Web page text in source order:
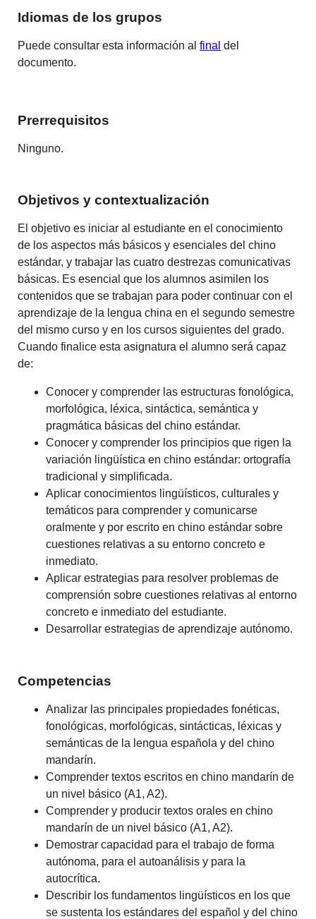
Idiomas de los grupos
Puede consultar esta información alfinal del
documento.
Prerrequisitos
Ninguno.
Objetivos y contextualización
El objetivo es iniciar al estudiante en el conocimiento
de los aspectos más básicos y esenciales del chino
estándar, y trabajar las cuatro destrezas comunicativas
básicas. Es esencial que los alumnos asimilen los
contenidos que se trabajan para poder continuar con el
aprendizaje de la lengua china en el segundo semestre
del mismo curso y en los cursos siguientes del grado.
Cuando finalice esta asignatura el alumno será capaz
de:
Conocer y comprender las estructuras fonológica,
morfológica, léxica, sintáctica, semántica y
pragmática básicas del chino estándar.
Conocer y comprender los principios que rigen la
variación lingüística en chino estándar: ortografía
tradicional y simplificada.
Aplicar conocimientos lingüísticos, culturales y
temáticos para comprender y comunicarse
oralmente y por escrito en chino estándar sobre
cuestiones relativas a su entorno concreto e
inmediato.
Aplicar estrategias para resolver problemas de
comprensión sobre cuestiones relativas al entorno
concreto e inmediato del estudiante.
Desarrollar estrategias de aprendizaje autónomo.
Competencias
Analizar las principales propiedades fonéticas,
fonológicas, morfológicas, sintácticas, léxicas y
semánticas de la lengua española y del chino
mandarín.
Comprender textos escritos en chino mandarín de
un nivel básico (A1, A2).
Comprender y producir textos orales en chino
mandarín de un nivel básico (A1, A2).
Demostrar capacidad para el trabajo de forma
autónoma, para el autoanálisis y para la
autocrítica.
Describir los fundamentos lingüísticos en los que
se sustenta los estándares del español y del chino